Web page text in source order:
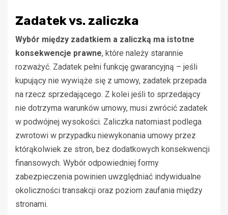
Zadatek vs. zaliczka
Wybór między zadatkiem a zaliczką ma istotne
konsekwencje prawne, które należy starannie
rozważyć. Zadatek pełni funkcję gwarancyjną – jeśli
kupujący nie wywiąże się z umowy, zadatek przepada
na rzecz sprzedającego. Z kolei jeśli to sprzedający
nie dotrzyma warunków umowy, musi zwrócić zadatek
w podwójnej wysokości. Zaliczka natomiast podlega
zwrotowi w przypadku niewykonania umowy przez
którąkolwiek ze stron, bez dodatkowych konsekwencji
finansowych. Wybór odpowiedniej formy
zabezpieczenia powinien uwzględniać indywidualne
okoliczności transakcji oraz poziom zaufania między
stronami.